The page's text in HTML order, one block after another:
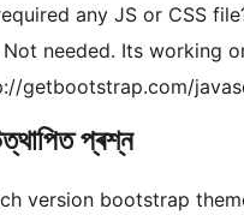
any JS or CSS
Not needed. Its working
getbootstrap.com/
প্ৰশ্ন
version bootstrap